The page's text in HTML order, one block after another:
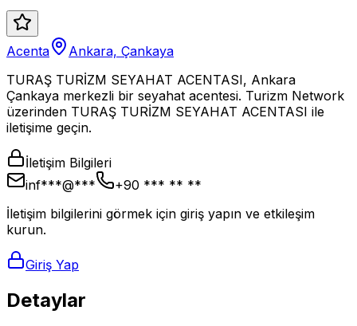
Acenta
Ankara, Çankaya
TURAŞ TURİZM SEYAHAT ACENTASI, Ankara
Çankaya merkezli bir seyahat acentesi. Turizm Network
üzerinden TURAŞ TURİZM SEYAHAT ACENTASI ile
iletişime geçin.
İletişim Bilgileri
inf***@***
+90 *** ** **
İletişim bilgilerini görmek için giriş yapın ve etkileşim
kurun.
Giriş Yap
Detaylar